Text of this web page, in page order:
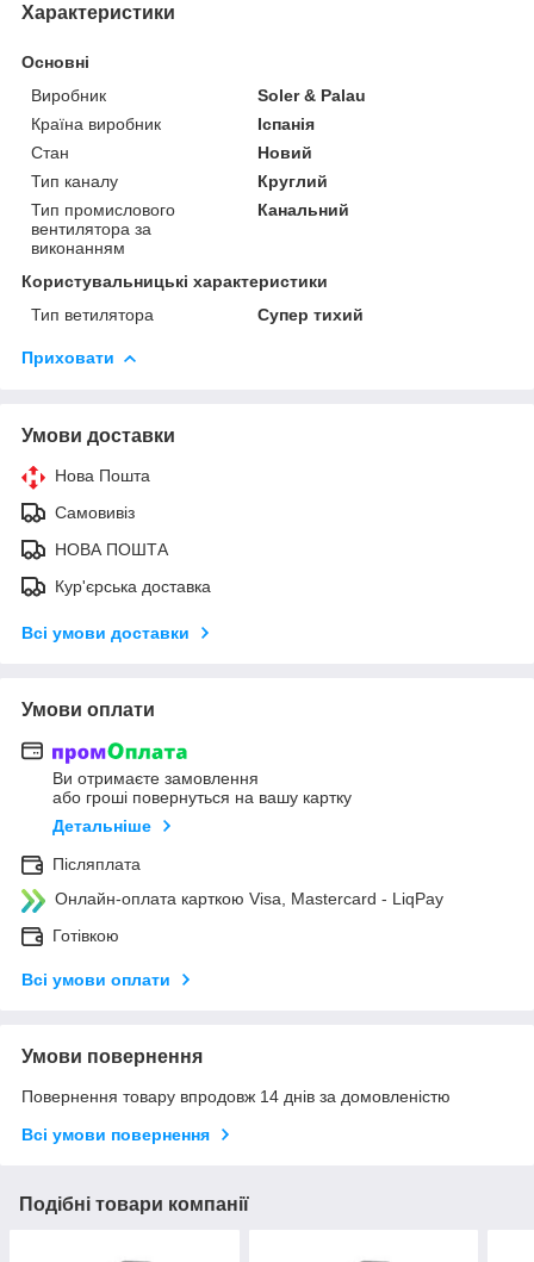
Характеристики
Основні
Виробник
Soler & Palau
Країна виробник
Іспанія
Стан
Новий
Тип каналу
Круглий
Тип промислового
вентилятора за
виконанням
Канальний
Користувальницькі характеристики
Тип ветилятора
Супер тихий
Приховати
Умови доставки
Нова Пошта
Самовивіз
НОВА ПОШТА
Кур'єрська доставка
Всі умови доставки
Умови оплати
Ви отримаєте замовлення
або гроші повернуться на вашу картку
Детальніше
Післяплата
Онлайн-оплата карткою Visa, Mastercard - LiqPay
Готівкою
Всі умови оплати
Умови повернення
Повернення товару впродовж 14 днів за домовленістю
Всі умови повернення
Подібні товари компанії